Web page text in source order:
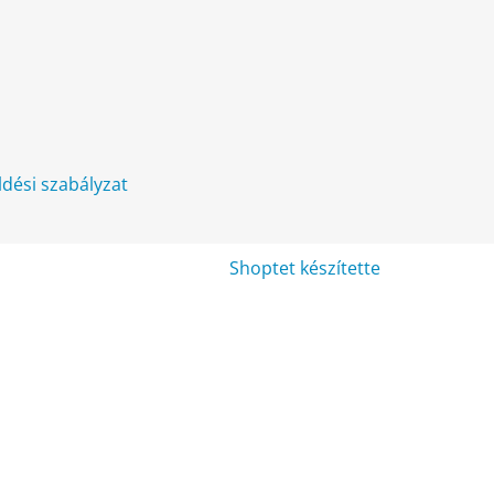
szabályzat
Shoptet készítette